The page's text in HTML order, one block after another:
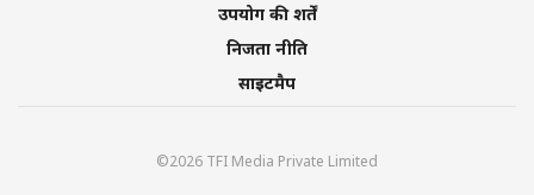
उपयोग की शर्तें
निजता नीति
साइटमैप
©2026 TFI Media Private Limited